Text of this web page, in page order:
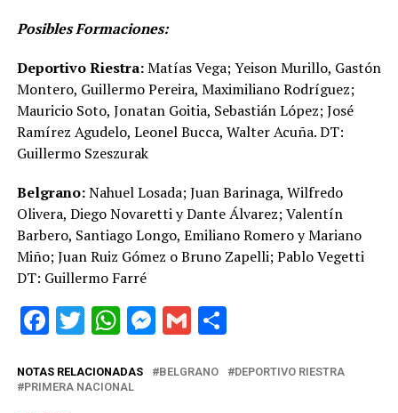
Posibles Formaciones:
Deportivo Riestra:Matías Vega; Yeison Murillo, Gastón
Montero, Guillermo Pereira, Maximiliano Rodríguez;
Mauricio Soto, Jonatan Goitia, Sebastián López; José
Ramírez Agudelo, Leonel Bucca, Walter Acuña. DT:
Guillermo Szeszurak
Belgrano:Nahuel Losada; Juan Barinaga, Wilfredo
Olivera, Diego Novaretti y Dante Álvarez; Valentín
Barbero, Santiago Longo, Emiliano Romero y Mariano
Miño; Juan Ruiz Gómez o Bruno Zapelli; Pablo Vegetti
DT: Guillermo Farré
Facebook
Twitter
WhatsApp
Messenger
GmailShare
NOTAS RELACIONADAS BELGRANO
DEPORTIVO RIESTRA
PRIMERA NACIONAL